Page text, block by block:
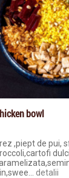
bowl
,piept de pui,
detalii